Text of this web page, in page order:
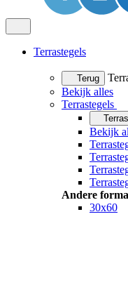
Terrastegels
Terug
Bekijk alles
Terrastegels
Bekijk
Andere
30x60